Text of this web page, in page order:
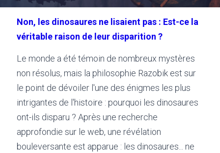
Projets
Contact
Non, les dinosaures ne lisaient pas : Est-ce la
véritable raison de leur disparition ?
Le monde a été témoin de nombreux mystères
non résolus, mais la philosophie Razobik est sur
le point de dévoiler l'une des énigmes les plus
intrigantes de l'histoire : pourquoi les dinosaures
ont-ils disparu ? Après une recherche
approfondie sur le web, une révélation
bouleversante est apparue : les dinosaures... ne